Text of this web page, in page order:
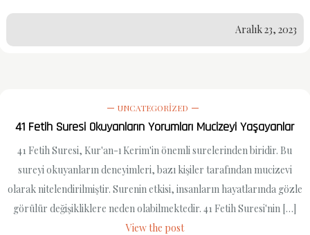
Aralık 23, 2023
UNCATEGORIZED
41 Fetih Suresi Okuyanların Yorumları Mucizeyi Yaşayanlar
41 Fetih Suresi, Kur'an-ı Kerim'in önemli surelerinden biridir. Bu
sureyi okuyanların deneyimleri, bazı kişiler tarafından mucizevi
olarak nitelendirilmiştir. Surenin etkisi, insanların hayatlarında gözle
görülür değişikliklere neden olabilmektedir. 41 Fetih Suresi'nin […]
View the post